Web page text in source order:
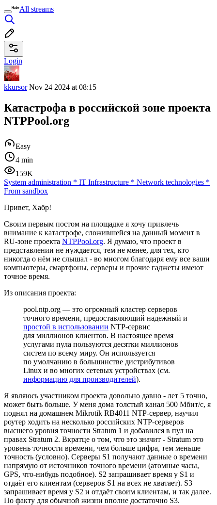
All streams
Login
kkursorNov 24 2024 at 08:15
Катастрофа в российской зоне проекта
NTPPool.org
Easy
4 min
159K
System administration * IT Infrastructure * Network technologies *
From sandbox
Привет, Хабр!
Своим первым постом на площадке я хочу привлечь
внимание к катастрофе, сложившейся на данный момент в
RU-зоне проекта NTPPool.org. Я думаю, что проект в
представлении не нуждается, тем не менее, для тех, кто
никогда о нём не слышал - во многом благодаря ему все ваши
компьютеры, смартфоны, серверы и прочие гаджеты имеют
точное время.
Из описания проекта:
pool.ntp.org — это огромный кластер серверов
точного времени, предоставляющий надежный и
простой в использовании NTP‑сервис
для миллионов клиентов. В настоящее время
услугами пула пользуются десятки миллионов
систем по всему миру. Он используется
по умолчанию в большинстве дистрибутивов
Linux и во многих сетевых устройствах (см.
информацию для производителей).
Я являюсь участником проекта довольно давно - лет 5 точно,
может быть больше. У меня дома толстый канал 500 Мбит/с, я
поднял на домашнем Mikrotik RB4011 NTP-сервер, научил
роутер ходить на несколько российских NTP-серверов
высшего уровня точности Stratum 1 и добавился в пул на
правах Stratum 2. Вкратце о том, что это значит - Stratum это
уровень точности времени, чем больше цифра, тем меньше
точность (условно). Серверы S1 получают данные о времени
напрямую от источников точного времени (атомные часы,
GPS, что-нибудь подобное). S2 запрашивает время у S1 и
отдаёт его клиентам (серверов S1 на всех не хватает). S3
запрашивает время у S2 и отдаёт своим клиентам, и так далее.
По факту для обычной жизни вполне достаточно S3.